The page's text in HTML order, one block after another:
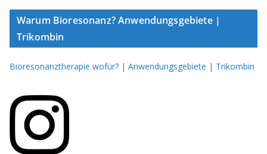
Warum Bioresonanz? Anwendungsgebiete |
Trikombin
Bioresonanztherapie wofür? | Anwendungsgebiete | Trikombin